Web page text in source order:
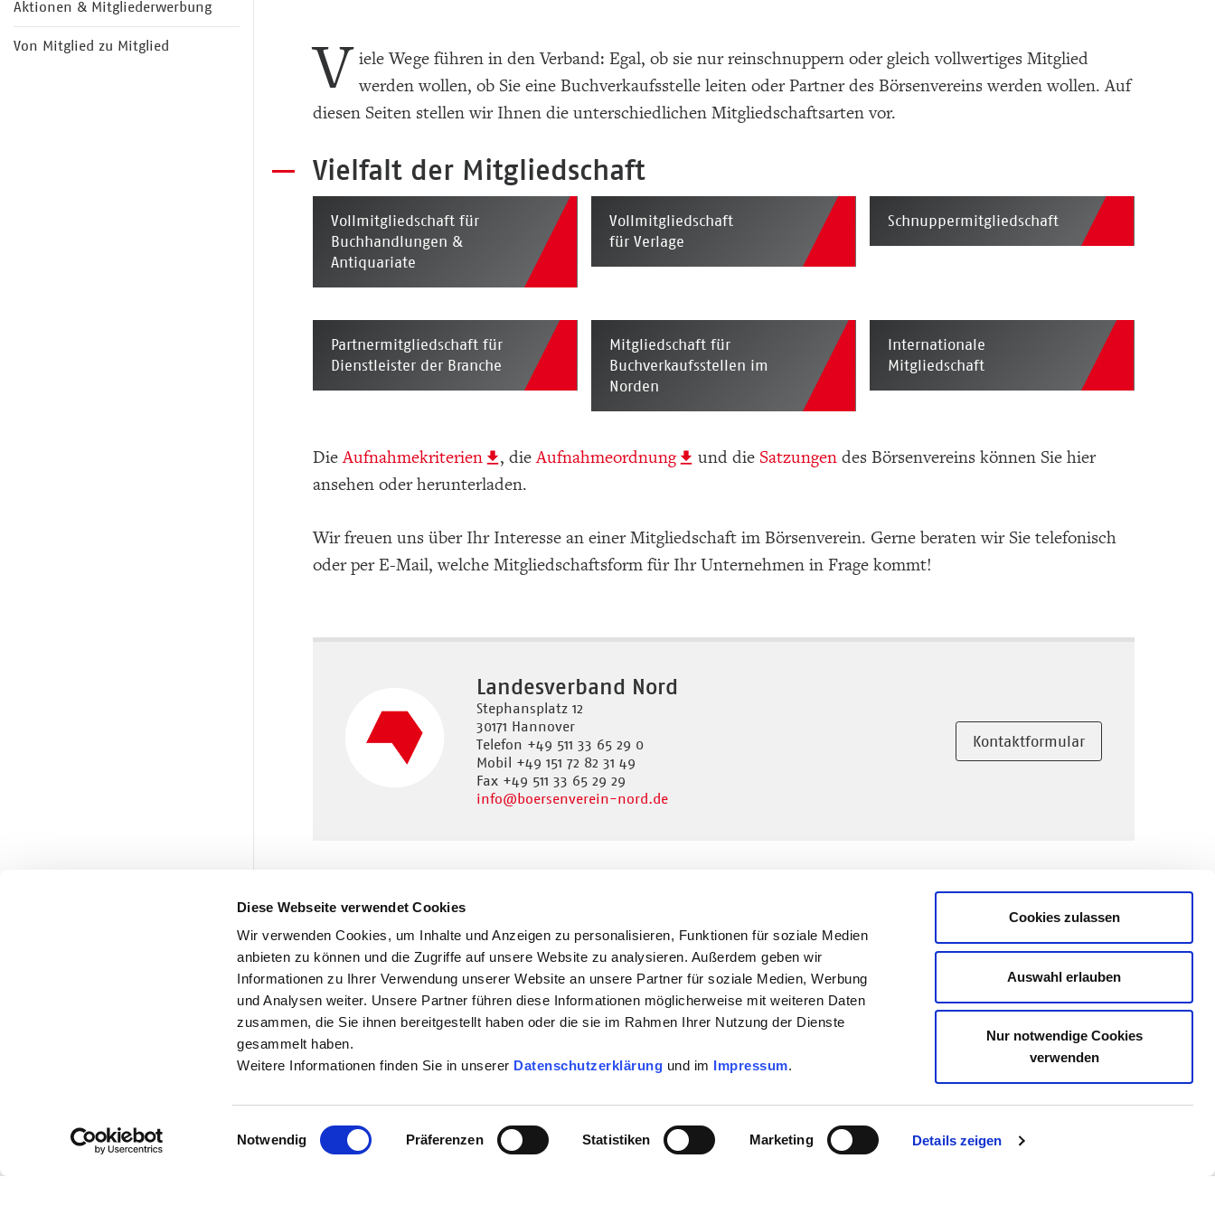
Diese Webseite verwendet Cookies
Wir verwenden Cookies, um Inhalte und Anzeigen zu personalisieren, Funktionen für soziale Medien
anbieten zu können und die Zugriffe auf unsere Website zu analysieren. Außerdem geben wir
Informationen zu Ihrer Verwendung unserer Website an unsere Partner für soziale Medien, Werbung
und Analysen weiter. Unsere Partner führen diese Informationen möglicherweise mit weiteren Daten
zusammen, die Sie ihnen bereitgestellt haben oder die sie im Rahmen Ihrer Nutzung der Dienste
gesammelt haben.
Weitere Informationen finden Sie in unserer Datenschutzerklärung und im Impressum.
Einwilligungsauswahl
Notwendig Präferenzen Statistiken Marketing Details zeigen
Cookies zulassen
Auswahl erlauben
Nur notwendige Cookies
verwenden
Aktionen & Mitgliederwerbung
Von Mitglied zu Mitglied V iele Wege führen in den Verband: Egal, ob sie nur reinschnuppern oder gleich vollwertiges Mitglied
werden wollen, ob Sie eine Buchverkaufsstelle leiten oder Partner des Börsenvereins werden wollen. Auf
diesen Seiten stellen wir Ihnen die unterschiedlichen Mitgliedschaftsarten vor.
Vielfalt der Mitgliedschaft
Vollmitgliedschaft für
Buchhandlungen &
Antiquariate
Vollmitgliedschaft
für Verlage
Schnuppermitgliedschaft
Partnermitgliedschaft für
Dienstleister der Branche
Mitgliedschaft für
Buchverkaufsstellen im
Norden
Internationale
Mitgliedschaft
DieAufnahmekriterien , dieAufnahmeordnung und die Satzungendes Börsenvereins können Sie hier
ansehen oder herunterladen.
Wir freuen uns über Ihr Interesse an einer Mitgliedschaft im Börsenverein. Gerne beraten wir Sie telefonisch
oder per E-Mail, welche Mitgliedschaftsform für Ihr Unternehmen in Frage kommt!
Landesverband Nord
Stephansplatz 12
30171 Hannover
Telefon +49 511 33 65 29 0
Mobil +49 151 72 82 31 49
Fax +49 511 33 65 29 29
info@boersenverein-nord.de
Kontaktformular